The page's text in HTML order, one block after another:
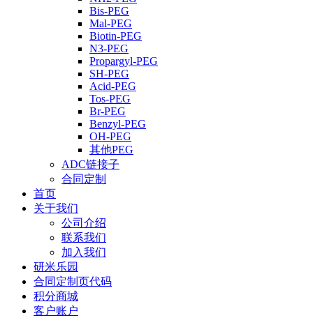
Bis-PEG
Mal-PEG
Biotin-PEG
N3-PEG
Propargyl-PEG
SH-PEG
Acid-PEG
Tos-PEG
Br-PEG
Benzyl-PEG
OH-PEG
其他PEG
ADC链接子
合同定制
首页
关于我们
公司介绍
联系我们
加入我们
研米乐园
合同定制页代码
积分商城
客户账户